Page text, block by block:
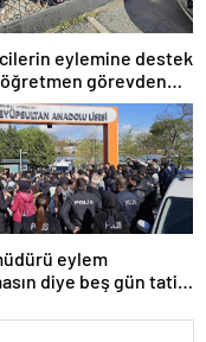
eylemine destek
görevden
eylem
diye beş gün tatil